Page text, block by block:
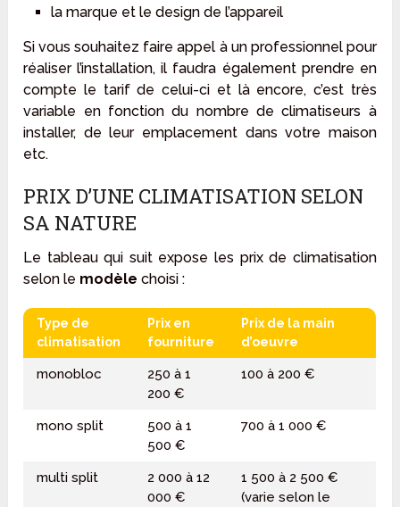
la marque et le design de l’appareil
Si vous souhaitez faire appel à un professionnel pour
réaliser l’installation, il faudra également prendre en
compte le tarif de celui-ci et là encore, c’est très
variable en fonction du nombre de climatiseurs à
installer, de leur emplacement dans votre maison
etc.
PRIX D’UNE CLIMATISATION SELON
SA NATURE
Le tableau qui suit expose les prix de climatisation
selon le modèlechoisi :
Type de
climatisation
Prix en
fourniture
Prix de la main
d’oeuvre
monobloc
250 à 1
200 €
100 à 200 €
mono split
500 à 1
500 €
700 à 1 000 €
multi split
2 000 à 12
000 €
1 500 à 2 500 €
(varie selon le